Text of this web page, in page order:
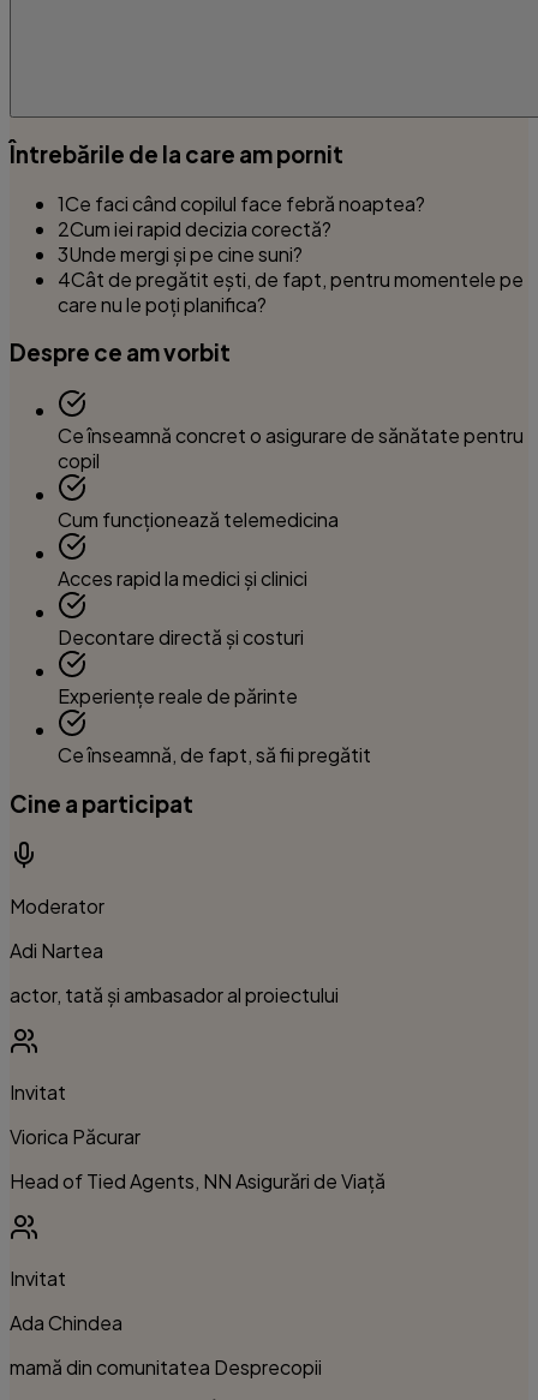
Întrebările de la care am pornit
1Ce faci când copilul face febră noaptea?
2Cum iei rapid decizia corectă?
3Unde mergi și pe cine suni?
4Cât de pregătit ești, de fapt, pentru momentele pe
care nu le poți planifica?
Despre ce am vorbit
Ce înseamnă concret o asigurare de sănătate pentru
copil
Cum funcționează telemedicina
Acces rapid la medici și clinici
Decontare directă și costuri
Experiențe reale de părinte
Ce înseamnă, de fapt, să fii pregătit
Cine a participat
Moderator
Adi Nartea
actor, tată și ambasador al proiectului
Invitat
Viorica Păcurar
Head of Tied Agents, NN Asigurări de Viață
Invitat
Ada Chindea
mamă din comunitatea Desprecopii